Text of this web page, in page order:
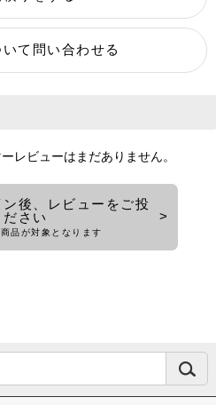
レビューはまだありません。
後、レビューをご投
さい
品が対象となります